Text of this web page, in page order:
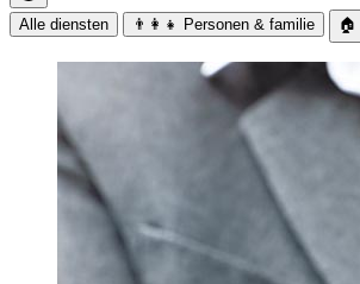
Alle diensten 👨‍👩‍👧 Personen & familie 🏠